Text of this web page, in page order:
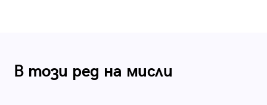
В този ред на мисли